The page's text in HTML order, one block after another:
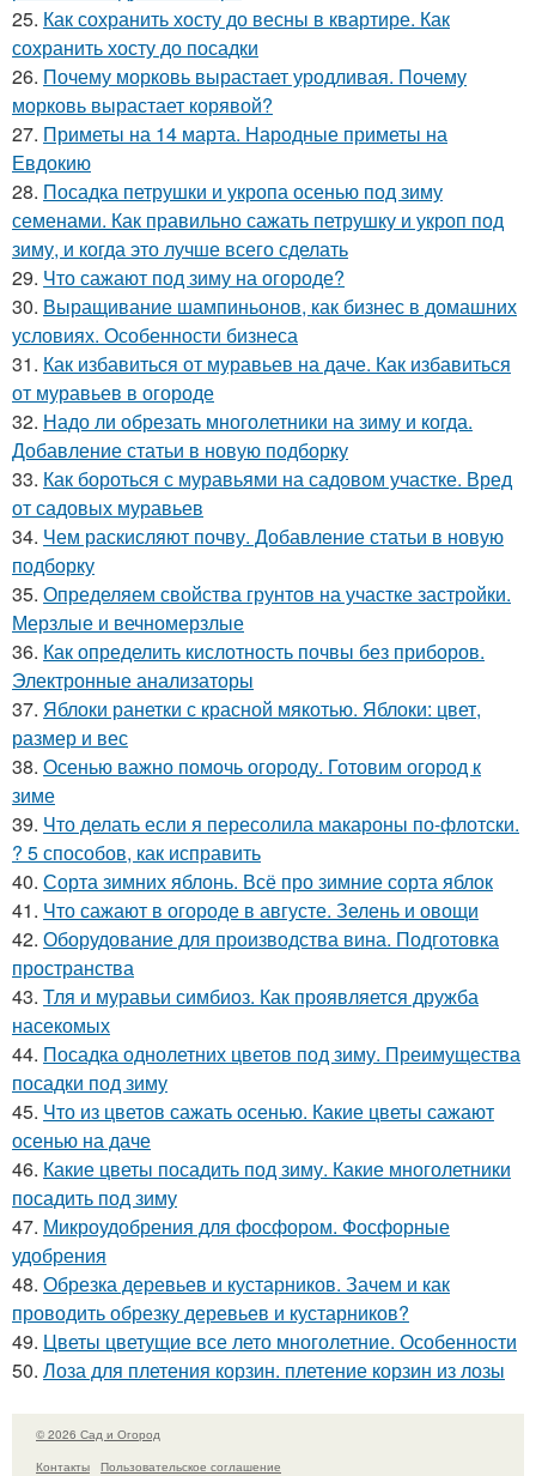
25. Как сохранить хосту до весны в квартире. Как
сохранить хосту до посадки
26. Почему морковь вырастает уродливая. Почему
морковь вырастает корявой?
27. Приметы на 14 марта. Народные приметы на
Евдокию
28. Посадка петрушки и укропа осенью под зиму
семенами. Как правильно сажать петрушку и укроп под
зиму, и когда это лучше всего сделать
29. Что сажают под зиму на огороде?
30. Выращивание шампиньонов, как бизнес в домашних
условиях. Особенности бизнеса
31. Как избавиться от муравьев на даче. Как избавиться
от муравьев в огороде
32. Надо ли обрезать многолетники на зиму и когда.
Добавление статьи в новую подборку
33. Как бороться с муравьями на садовом участке. Вред
от садовых муравьев
34. Чем раскисляют почву. Добавление статьи в новую
подборку
35. Определяем свойства грунтов на участке застройки.
Мерзлые и вечномерзлые
36. Как определить кислотность почвы без приборов.
Электронные анализаторы
37. Яблоки ранетки с красной мякотью. Яблоки: цвет,
размер и вес
38. Осенью важно помочь огороду. Готовим огород к
зиме
39. Что делать если я пересолила макароны по-флотски.
? 5 способов, как исправить
40. Сорта зимних яблонь. Всё про зимние сорта яблок
41. Что сажают в огороде в августе. Зелень и овощи
42. Оборудование для производства вина. Подготовка
пространства
43. Тля и муравьи симбиоз. Как проявляется дружба
насекомых
44. Посадка однолетних цветов под зиму. Преимущества
посадки под зиму
45. Что из цветов сажать осенью. Какие цветы сажают
осенью на даче
46. Какие цветы посадить под зиму. Какие многолетники
посадить под зиму
47. Микроудобрения для фосфором. Фосфорные
удобрения
48. Обрезка деревьев и кустарников. Зачем и как
проводить обрезку деревьев и кустарников?
49. Цветы цветущие все лето многолетние. Особенности
50. Лоза для плетения корзин. плетение корзин из лозы
© 2026 Сад и Огород
Контакты
Пользовательское соглашение